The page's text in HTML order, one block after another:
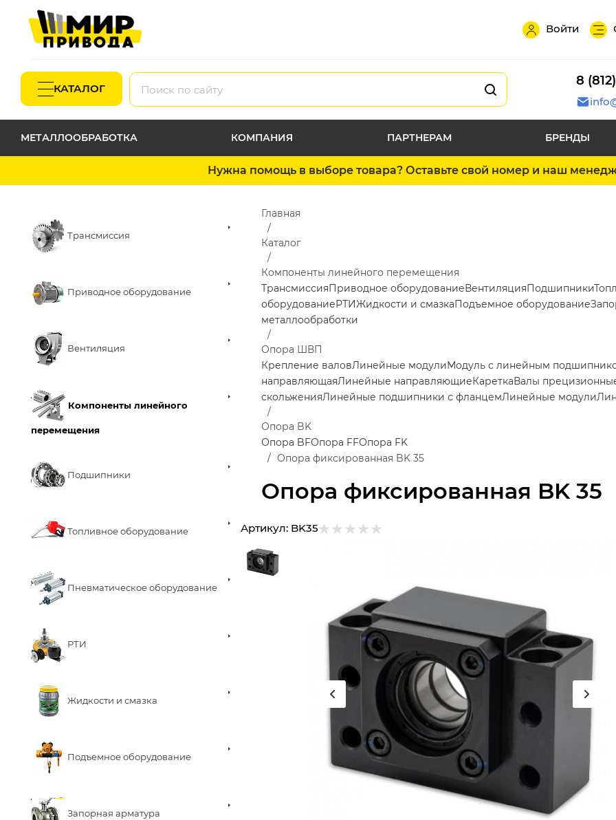
Войти
КАТАЛОГ
8
МЕТАЛЛООБРАБОТКА КОМПАНИЯ ПАРТНЕРАМ БРЕНДЫ
Нужна помощь в выборе товара? Оставьте свой номер и наш
Трансмиссия
Приводное оборудование
Вентиляция
Компоненты линейного
перемещения
Подшипники
Топливное оборудование
Пневматическое оборудование
РТИ
Жидкости и смазка
Подъемное оборудование
Запорная арматура
Опора фиксированная BK 35
Главная
Каталог
Компоненты линейного перемещения
ТрансмиссияПриводное оборудованиеВентиляцияПодшипники
оборудованиеРТИЖидкости и смазкаПодъемное оборудование
металлообработки
Опора ШВП
Крепление валовЛинейные модулиМодуль с линейным
направляющаяЛинейные направляющиеКареткаВалы
скольженияЛинейные подшипники с фланцемЛинейные модули
Опора BK
Опора BFОпора FFОпора FK
Опора фиксированная BK 35
Артикул: BK35